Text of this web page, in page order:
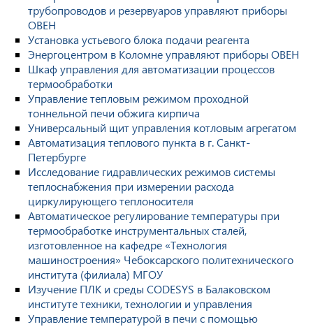
трубопроводов и резервуаров управляют приборы
ОВЕН
Установка устьевого блока подачи реагента
Энергоцентром в Коломне управляют приборы ОВЕН
Шкаф управления для автоматизации процессов
термообработки
Управление тепловым режимом проходной
тоннельной печи обжига кирпича
Универсальный щит управления котловым агрегатом
Автоматизация теплового пункта в г. Санкт-
Петербурге
Исследование гидравлических режимов системы
теплоснабжения при измерении расхода
циркулирующего теплоносителя
Автоматическое регулирование температуры при
термообработке инструментальных сталей,
изготовленное на кафедре «Технология
машиностроения» Чебоксарского политехнического
института (филиала) МГОУ
Изучение ПЛК и среды CODESYS в Балаковском
институте техники, технологии и управления
Управление температурой в печи с помощью